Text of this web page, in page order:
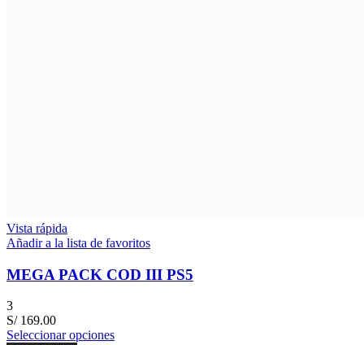
Vista rápida
Añadir a la lista de favoritos
MEGA PACK COD III PS5
3
S/169.00
Seleccionar opciones